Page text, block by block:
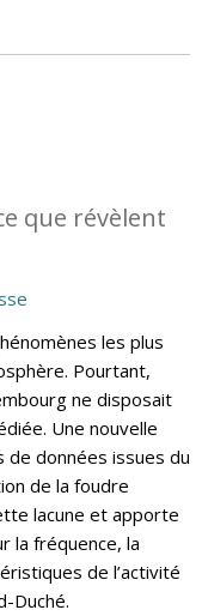
que révèlent
les plus
Pourtant,
ne disposait
Une nouvelle
de données issues du
de la foudre
lacune et apporte
la fréquence, la
de l’activité
Duché.